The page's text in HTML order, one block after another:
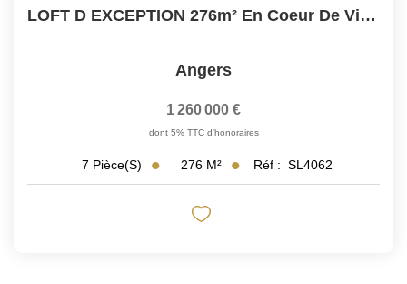
LOFT D EXCEPTION 276m² En Coeur De Ville À ANGERS
Angers
1 260 000 €
dont 5% TTC d'honoraires
7 Pièce(s) 276 M² Réf : SL4062